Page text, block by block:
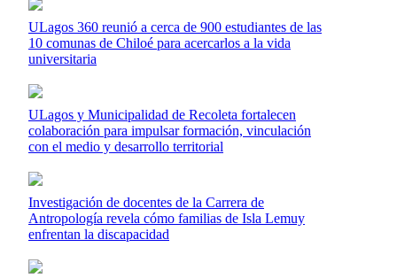
ULagos 360 reunió a cerca de 900 estudiantes de las
10 comunas de Chiloé para acercarlos a la vida
universitaria
ULagos y Municipalidad de Recoleta fortalecen
colaboración para impulsar formación, vinculación
con el medio y desarrollo territorial
Investigación de docentes de la Carrera de
Antropología revela cómo familias de Isla Lemuy
enfrentan la discapacidad